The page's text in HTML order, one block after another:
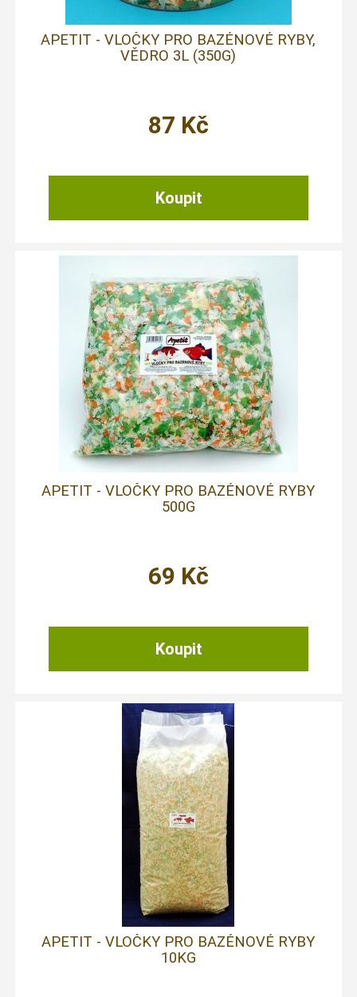
APETIT - VLOČKY PRO BAZÉNOVÉ RYBY,
VĚDRO 3L (350G)
87 Kč
APETIT - VLOČKY PRO BAZÉNOVÉ RYBY
500G
69 Kč
APETIT - VLOČKY PRO BAZÉNOVÉ RYBY
10KG